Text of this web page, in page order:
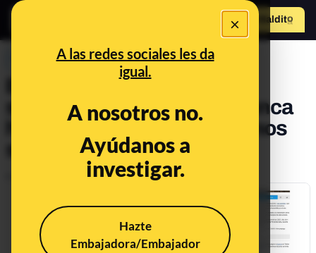
×
A las redes sociales les da
igual.
A nosotros no.
Ayúdanos a
investigar.
Hazte
Embajadora/Embajador
Hazte Maldito
PREBUNKING
Bulos y desinformaciones
sobre afirmaciones que nunca
hicieron distintos organismos
sanitarios
Feb 11, 2021, 7:14:00 AM